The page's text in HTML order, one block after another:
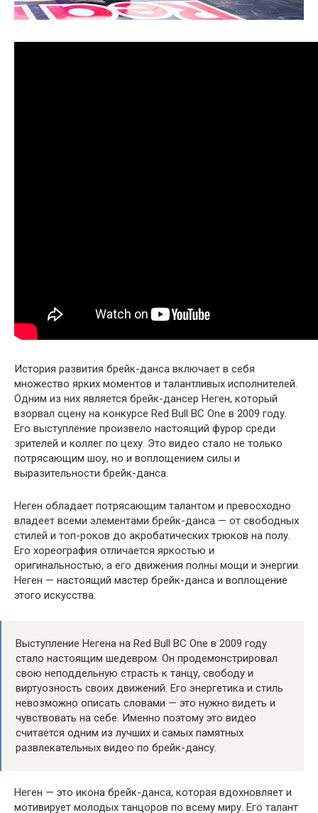
История развития брейк-данса включает в себя
множество ярких моментов и талантливых исполнителей.
Одним из них является брейк-дансер Неген, который
взорвал сцену на конкурсе Red Bull BC One в 2009 году.
Его выступление произвело настоящий фурор среди
зрителей и коллег по цеху. Это видео стало не только
потрясающим шоу, но и воплощением силы и
выразительности брейк-данса.
Неген обладает потрясающим талантом и превосходно
владеет всеми элементами брейк-данса — от свободных
стилей и топ-роков до акробатических трюков на полу.
Его хореография отличается яркостью и
оригинальностью, а его движения полны мощи и энергии.
Неген — настоящий мастер брейк-данса и воплощение
этого искусства.
Выступление Негена на Red Bull BC One в 2009 году
стало настоящим шедевром. Он продемонстрировал
свою неподдельную страсть к танцу, свободу и
виртуозность своих движений. Его энергетика и стиль
невозможно описать словами — это нужно видеть и
чувствовать на себе. Именно поэтому это видео
считается одним из лучших и самых памятных
развлекательных видео по брейк-дансу.
Неген — это икона брейк-данса, которая вдохновляет и
мотивирует молодых танцоров по всему миру. Его талант